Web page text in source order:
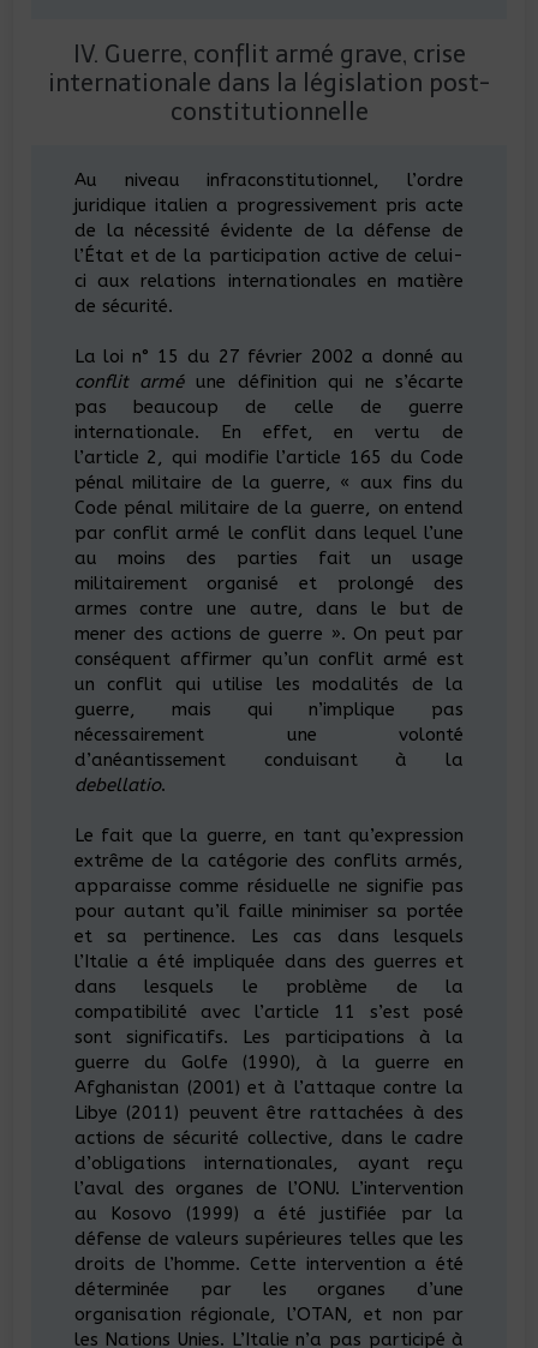
IV. Guerre, conflit armé grave, crise
internationale dans la législation post-
constitutionnelle
Au niveau infraconstitutionnel, l’ordre
juridique italien a progressivement pris acte
de la nécessité évidente de la défense de
l’État et de la participation active de celui-
ci aux relations internationales en matière
de sécurité.
La loi n° 15 du 27 février 2002 a donné au
conflit arméune définition qui ne s’écarte
pas beaucoup de celle de guerre
internationale. En effet, en vertu de
l’article 2, qui modifie l’article 165 du Code
pénal militaire de la guerre, « aux fins du
Code pénal militaire de la guerre, on entend
par conflit armé le conflit dans lequel l’une
au moins des parties fait un usage
militairement organisé et prolongé des
armes contre une autre, dans le but de
mener des actions de guerre ». On peut par
conséquent affirmer qu’un conflit armé est
un conflit qui utilise les modalités de la
guerre, mais qui n’implique pas
nécessairement une volonté
d’anéantissement conduisant à la
debellatio.
Le fait que la guerre, en tant qu’expression
extrême de la catégorie des conflits armés,
apparaisse comme résiduelle ne signifie pas
pour autant qu’il faille minimiser sa portée
et sa pertinence. Les cas dans lesquels
l’Italie a été impliquée dans des guerres et
dans lesquels le problème de la
compatibilité avec l’article 11 s’est posé
sont significatifs. Les participations à la
guerre du Golfe (1990), à la guerre en
Afghanistan (2001) et à l’attaque contre la
Libye (2011) peuvent être rattachées à des
actions de sécurité collective, dans le cadre
d’obligations internationales, ayant reçu
l’aval des organes de l’ONU. L’intervention
au Kosovo (1999) a été justifiée par la
défense de valeurs supérieures telles que les
droits de l’homme. Cette intervention a été
déterminée par les organes d’une
organisation régionale, l’OTAN, et non par
les Nations Unies. L’Italie n’a pas participé à